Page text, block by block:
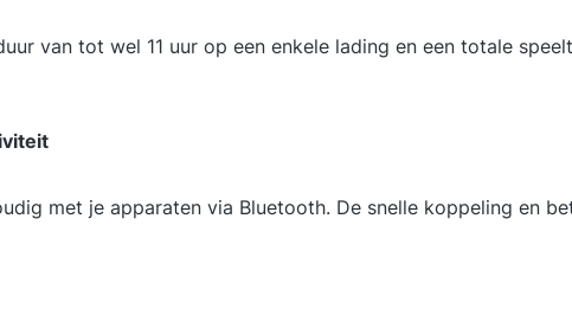
van tot wel 11 uur op een enkele lading en een totale
met je apparaten via Bluetooth. De snelle koppeling en